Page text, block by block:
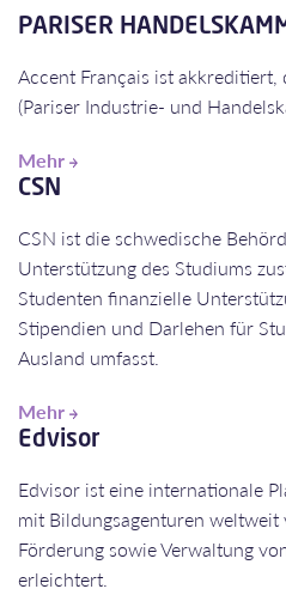
PARISER
​​​​​​​​​​​​​​Accent Français ist akkreditiert,
(Pariser Industrie- und
Mehr
CSN
CSN ist die schwedische
Unterstützung des Studiums
Studenten finanzielle
Stipendien und Darlehen für
Ausland umfasst.
Mehr
Edvisor
Edvisor ist eine internationale
mit Bildungsagenturen
Förderung sowie Verwaltung
erleichtert.